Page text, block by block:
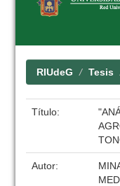
RIUdeG Tesis
Título:
Autor: